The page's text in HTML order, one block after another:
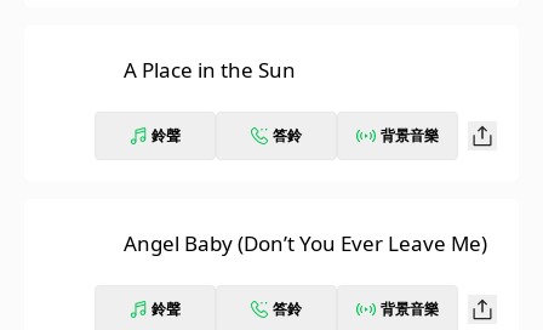
A Place in the Sun
鈴聲 答鈴 背景音樂
Angel Baby (Don’t You Ever Leave Me)
鈴聲 答鈴 背景音樂